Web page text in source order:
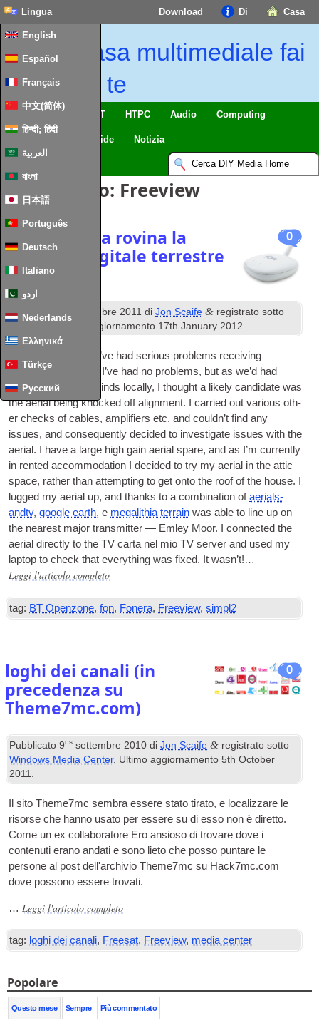
Casa
Di
Download
Lingua
English
Español
Français
中文(简体)
हिन्दी; हिंदी
العربية
বাংলা
日本語
Português
Deutsch
Italiano
اردو
Nederlands
Ελληνικά
Türkçe
Русский
Casa multimediale fai
da te
Casa intelligente & IoT HTPC Audio Computing
Guide Notizia
Tag Articolo: Freeview
0
Rotto Fonera rovina la
ricezione digitale terrestre
Pubblicato 1 Dicembre 2011 diJon Scaife & registrato sotto
. Ultimo aggiornamento 17th January 2012.
days I’ve had ser­i­ous prob­lems receiv­ing
Freeview. Until now I’ve had no prob­lems, but as we’d had
some very strong winds loc­ally,
I thought a likely can­did­ate was
the aer­i­al being knocked off align­ment.
I car­ried out vari­ous oth­
er checks of cables,amp­li­fi­ers etc.and could­n’t find any
issues,and con­sequently decided to invest­ig­ate issues with the
aer­i­al . I have a large high gain aer­i­al spare,and as I’m cur­rently
in ren­ted accom­mod­a­tion I decided to try my aer­i­al in the attic
space, rather than attempt­ing to get onto the roof of the house.
lugged my aer­i­al up,and thanks to a com­bin­a­tion of aer­i­als­
andtv,google earth, e mega­lith­ia ter­rain was able to line up on
the nearest major trans­mit­ter — Emley Moor.
I con­nec­ted the
aer­i­al dir­ectly to the TV carta nel mioTV serv­er and used my
laptop to check that everything was fixed. It was­n’t!…
Leggi l'articolo completo
tag: BT Openzone,fon, Fonera, Freeview,simpl2
0
loghi dei canali (in
precedenza su
Theme7mc.com)
Pubblicato9ns settembre 2010 diJon Scaife & registrato sotto
Windows Media Center. Ultimo aggiornamento5th October
2011.
Il sito Theme7mc sembra essere stato tirato, e localizzare le
risorse che hanno usato per essere su di esso non è diretto.
Come un ex collaboratore Ero ansioso di trovare dove i
contenuti erano andati e sono lieto che posso puntare le
persone al post dell'archivio Theme7mc su Hack7mc.com
dove possono essere trovati.
… Leggi l'articolo completo
tag: loghi dei canali, Freesat, Freeview, media center
Popolare
Questo mese Sempre Più commentato